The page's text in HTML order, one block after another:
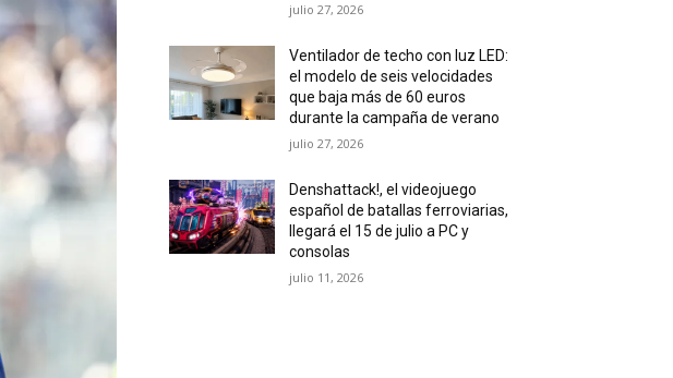
julio 27, 2026
Ventilador de techo con luz LED:
el modelo de seis velocidades
que baja más de 60 euros
durante la campaña de verano
julio 27, 2026
Denshattack!, el videojuego
español de batallas ferroviarias,
llegará el 15 de julio a PC y
consolas
julio 11, 2026